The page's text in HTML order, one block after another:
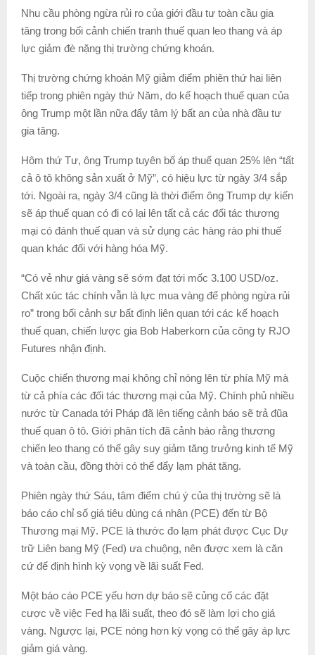
Nhu cầu phòng ngừa rủi ro của giới đầu tư toàn cầu gia
tăng trong bối cảnh chiến tranh thuế quan leo thang và áp
lực giảm đè nặng thị trường chứng khoán.
Thị trường chứng khoán Mỹ giảm điểm phiên thứ hai liên
tiếp trong phiên ngày thứ Năm, do kế hoạch thuế quan của
ông Trump một lần nữa đẩy tâm lý bất an của nhà đầu tư
gia tăng.
Hôm thứ Tư, ông Trump tuyên bố áp thuế quan 25% lên “tất
cả ô tô không sản xuất ở Mỹ”, có hiệu lực từ ngày 3/4 sắp
tới. Ngoài ra, ngày 3/4 cũng là thời điểm ông Trump dự kiến
sẽ áp thuế quan có đi có lại lên tất cả các đối tác thương
mại có đánh thuế quan và sử dụng các hàng rào phi thuế
quan khác đối với hàng hóa Mỹ.
“Có vẻ như giá vàng sẽ sớm đạt tới mốc 3.100 USD/oz.
Chất xúc tác chính vẫn là lực mua vàng để phòng ngừa rủi
ro” trong bối cảnh sự bất định liên quan tới các kế hoạch
thuế quan, chiến lược gia Bob Haberkorn của công ty RJO
Futures nhận định.
Cuộc chiến thương mại không chỉ nóng lên từ phía Mỹ mà
từ cả phía các đối tác thương mại của Mỹ. Chính phủ nhiều
nước từ Canada tới Pháp đã lên tiếng cảnh báo sẽ trả đũa
thuế quan ô tô. Giới phân tích đã cảnh báo rằng thương
chiến leo thang có thể gây suy giảm tăng trưởng kinh tế Mỹ
và toàn cầu, đồng thời có thể đẩy lạm phát tăng.
Phiên ngày thứ Sáu, tâm điểm chú ý của thị trường sẽ là
báo cáo chỉ số giá tiêu dùng cá nhân (PCE) đến từ Bộ
Thương mại Mỹ. PCE là thước đo lạm phát được Cục Dự
trữ Liên bang Mỹ (Fed) ưa chuộng, nên được xem là căn
cứ để định hình kỳ vọng về lãi suất Fed.
Một báo cáo PCE yếu hơn dự báo sẽ củng cố các đặt
cược về việc Fed hạ lãi suất, theo đó sẽ làm lợi cho giá
vàng. Ngược lại, PCE nóng hơn kỳ vọng có thể gây áp lực
giảm giá vàng.